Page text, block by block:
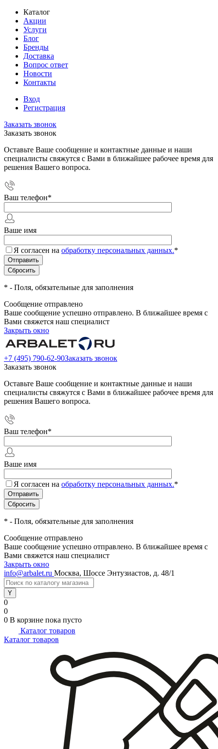
Каталог
Акции
Услуги
Блог
Бренды
Доставка
Вопрос ответ
Новости
Контакты
Вход
Регистрация
Заказать звонок
Заказать звонок
Оставьте Ваше сообщение и контактные данные и наши
специалисты свяжутся с Вами в ближайшее рабочее время для
решения Вашего вопроса.
Ваш телефон*
Ваше имя
Я согласен на обработку персональных данных.*
* - Поля, обязательные для заполнения
Сообщение отправлено
Ваше сообщение успешно отправлено. В ближайшее время с
Вами свяжется наш специалист
Закрыть окно
+7 (495) 790-62-90Заказать звонок
Заказать звонок
Оставьте Ваше сообщение и контактные данные и наши
специалисты свяжутся с Вами в ближайшее рабочее время для
решения Вашего вопроса.
Ваш телефон*
Ваше имя
Я согласен на обработку персональных данных.*
* - Поля, обязательные для заполнения
Сообщение отправлено
Ваше сообщение успешно отправлено. В ближайшее время с
Вами свяжется наш специалист
Закрыть окно
info@arbalet.ru Москва, Шоссе Энтузиастов, д. 48/1
0
0
0 В корзине пока пусто
Каталог товаров
Каталог товаров